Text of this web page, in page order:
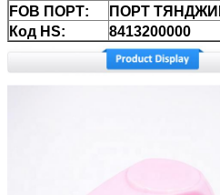
FOB ПОРТ:
ПОРТ
Код HS:
8413200000